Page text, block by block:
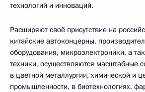
технологий и инноваций.
Расширяют своё присутствие на
китайские автоконцерны,
оборудования, микроэлектроники, а
техники, осуществляются масштабные
в цветной металлургии, химической и
промышленности, в биотехнологиях,